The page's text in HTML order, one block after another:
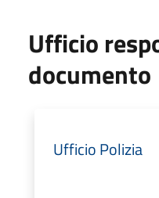
Ufficio
documento
Ufficio Polizia